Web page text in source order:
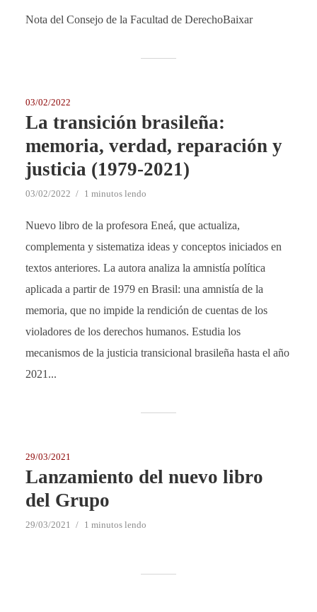
Nota del Consejo de la Facultad de DerechoBaixar
03/02/2022
La transición brasileña:
memoria, verdad, reparación y
justicia (1979-2021)
03/02/2022 1 minutos lendo
Nuevo libro de la profesora Eneá, que actualiza,
complementa y sistematiza ideas y conceptos iniciados en
textos anteriores. La autora analiza la amnistía política
aplicada a partir de 1979 en Brasil: una amnistía de la
memoria, que no impide la rendición de cuentas de los
violadores de los derechos humanos. Estudia los
mecanismos de la justicia transicional brasileña hasta el año
2021...
29/03/2021
Lanzamiento del nuevo libro
del Grupo
29/03/2021 1 minutos lendo